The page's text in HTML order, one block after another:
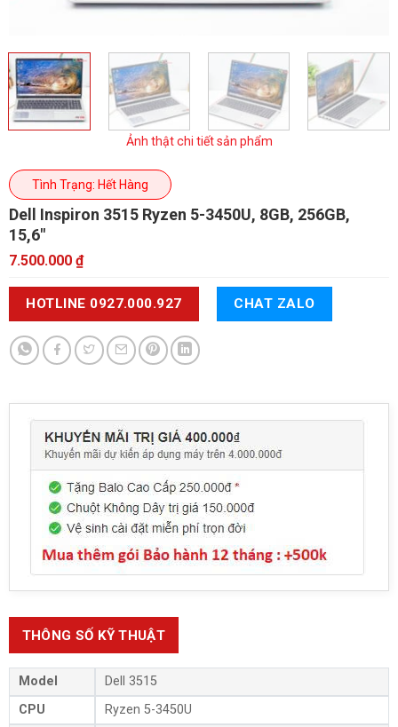
Ảnh thật chi tiết sản phẩm
Tình Trạng: Hết Hàng
Dell Inspiron 3515 Ryzen 5-3450U, 8GB, 256GB,
15,6"
7.500.000 ₫
HOTLINE 0927.000.927 CHAT ZALO
THÔNG SỐ KỸ THUẬT
Model
Dell 3515
CPU
Ryzen 5-3450U